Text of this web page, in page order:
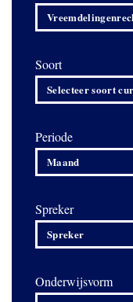
Soort
Selecteer soort
Periode
Maand
Spreker
Spreker
Onderwijsvorm